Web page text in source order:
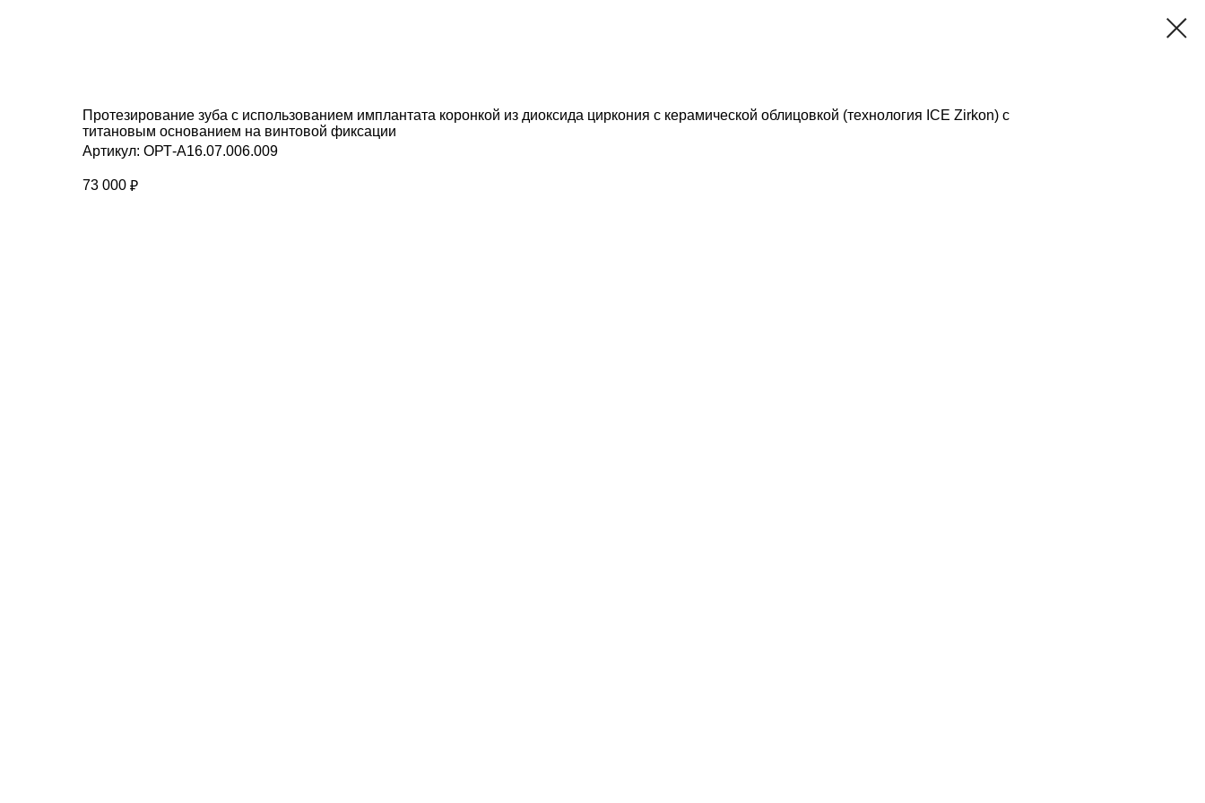
Протезирование зуба с использованием имплантата коронкой из диоксида циркония с керамической облицовкой (технология ICE Zirkon) с
титановым основанием на винтовой фиксации
Артикул: ОРТ-A16.07.006.009
73 000 ₽